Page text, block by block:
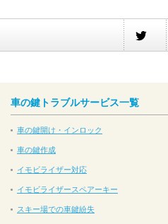
車の鍵トラブルサービス一覧
車の鍵開け・インロック
車の鍵作成
イモビライザー対応
イモビライザースペアーキー
スキー場での車鍵紛失